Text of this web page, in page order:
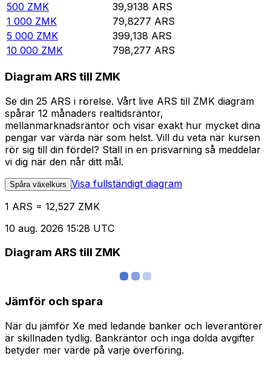
500 ZMK 39,9138 ARS
1 000 ZMK 79,8277 ARS
5 000 ZMK 399,138 ARS
10 000 ZMK 798,277 ARS
Diagram ARS till ZMK
Se din 25 ARS i rörelse. Vårt live ARS till ZMK diagram
spårar 12 månaders realtidsräntor,
mellanmarknadsräntor och visar exakt hur mycket dina
pengar var värda när som helst. Vill du veta när kursen
rör sig till din fördel? Ställ in en prisvarning så meddelar
vi dig när den når ditt mål.
Spåra växelkurs Visa fullständigt diagram
1 ARS = 12,527 ZMK
10 aug. 2026 15:28 UTC
Diagram ARS till ZMK
Jämför och spara
När du jämför Xe med ledande banker och leverantörer
är skillnaden tydlig. Bankräntor och inga dolda avgifter
betyder mer värde på varje överföring.